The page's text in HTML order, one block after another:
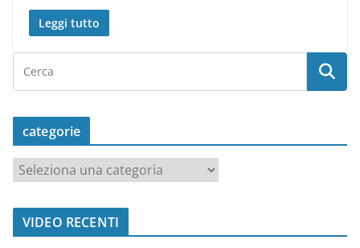
Leggi tutto
categorie
a
t
VIDEO RECENTI